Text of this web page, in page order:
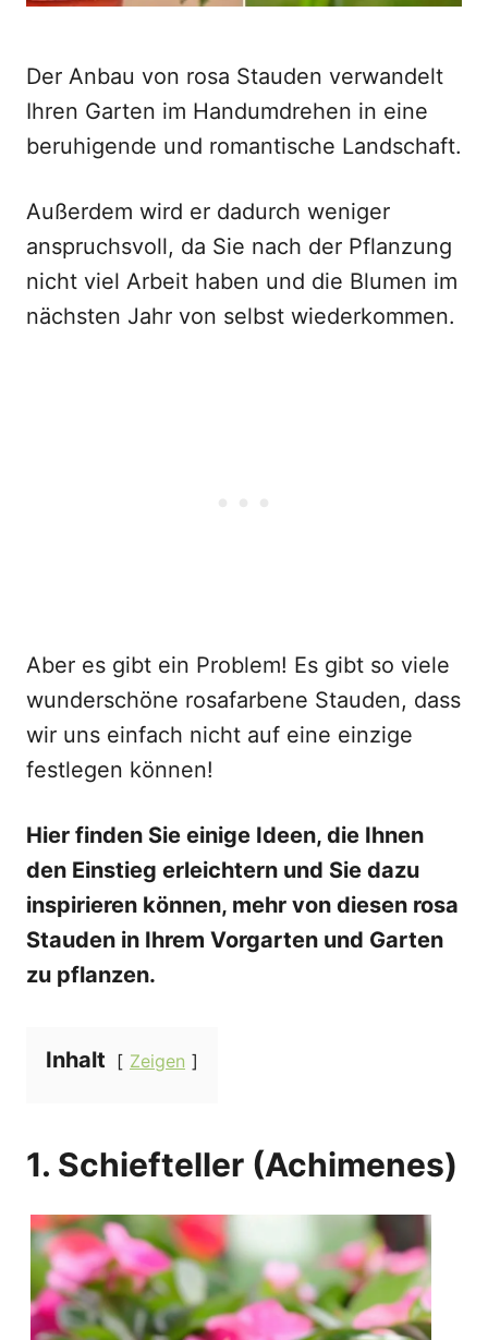
Der Anbau von rosa Stauden verwandelt
Ihren Garten im Handumdrehen in eine
beruhigende und romantische Landschaft.
Außerdem wird er dadurch weniger
anspruchsvoll, da Sie nach der Pflanzung
nicht viel Arbeit haben und die Blumen im
nächsten Jahr von selbst wiederkommen.
Aber es gibt ein Problem! Es gibt so viele
wunderschöne rosafarbene Stauden, dass
wir uns einfach nicht auf eine einzige
festlegen können!
Hier finden Sie einige Ideen, die Ihnen
den Einstieg erleichtern und Sie dazu
inspirieren können, mehr von diesen rosa
Stauden in Ihrem Vorgarten und Garten
zu pflanzen.
Inhalt Zeigen
1. Schiefteller (Achimenes)